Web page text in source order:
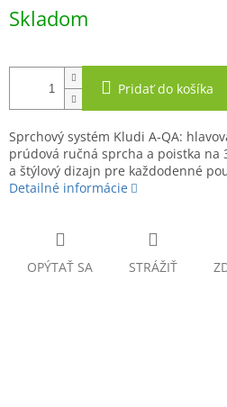
cena:
Skladom
Pridať do košíka
Sprchový systém Kludi A-QA:
prúdová ručná sprcha a poistka na
a štýlový dizajn pre každodenné
Detailné informácie
OPÝTAŤ SA STRÁŽIŤ